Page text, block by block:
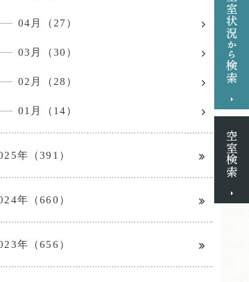
04月（27）
03月（30）
02月（28）
01月（14）
年（391）
年（660）
年（656）